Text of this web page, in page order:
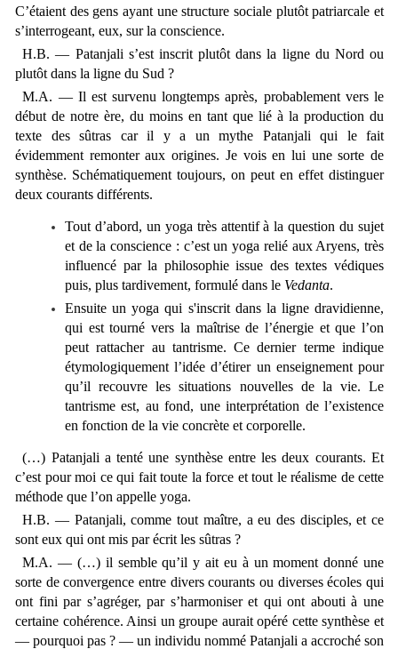
C’étaient des gens ayant une structure sociale plutôt patriarcale et
s’interrogeant, eux, sur la conscience.
H.B. — Patanjali s’est inscrit plutôt dans la ligne du Nord ou
plutôt dans la ligne du Sud ?
M.A. — Il est survenu longtemps après, probablement vers le
début de notre ère, du moins en tant que lié à la production du
texte des sûtras car il y a un mythe Patanjali qui le fait
évidemment remonter aux origines. Je vois en lui une sorte de
synthèse. Schématiquement toujours, on peut en effet distinguer
deux courants différents.
Tout d’abord, un yoga très attentif à la question du sujet
et de la conscience : c’est un yoga relié aux Aryens, très
influencé par la philosophie issue des textes védiques
puis, plus tardivement, formulé dans le Vedanta.
Ensuite un yoga qui s'inscrit dans la ligne dravidienne,
qui est tourné vers la maîtrise de l’énergie et que l’on
peut rattacher au tantrisme. Ce dernier terme indique
étymologiquement l’idée d’étirer un enseignement pour
qu’il recouvre les situations nouvelles de la vie. Le
tantrisme est, au fond, une interprétation de l’existence
en fonction de la vie concrète et corporelle.
(…) Patanjali a tenté une synthèse entre les deux courants. Et
c’est pour moi ce qui fait toute la force et tout le réalisme de cette
méthode que l’on appelle yoga.
H.B. — Patanjali, comme tout maître, a eu des disciples, et ce
sont eux qui ont mis par écrit les sûtras ?
M.A. — (…) il semble qu’il y ait eu à un moment donné une
sorte de convergence entre divers courants ou diverses écoles qui
ont fini par s’agréger, par s’harmoniser et qui ont abouti à une
certaine cohérence. Ainsi un groupe aurait opéré cette synthèse et
— pourquoi pas ? — un individu nommé Patanjali a accroché son